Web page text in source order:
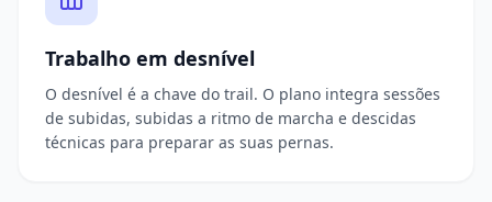
Trabalho em desnível
O desnível é a chave do trail. O plano integra sessões
de subidas, subidas a ritmo de marcha e descidas
técnicas para preparar as suas pernas.